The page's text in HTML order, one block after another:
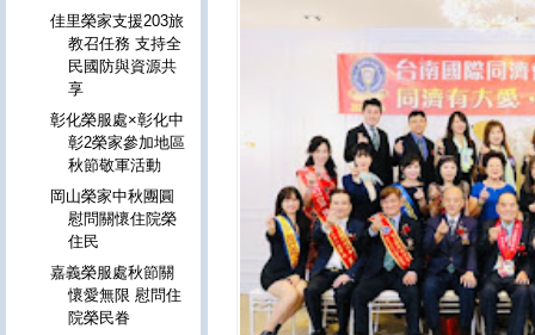
佳里榮家支援203旅
教召任務 支持全
民國防與資源共
享
彰化榮服處×彰化中
彰2榮家參加地區
秋節敬軍活動
岡山榮家中秋團圓
慰問關懷住院榮
住民
嘉義榮服處秋節關
懷愛無限 慰問住
院榮民眷